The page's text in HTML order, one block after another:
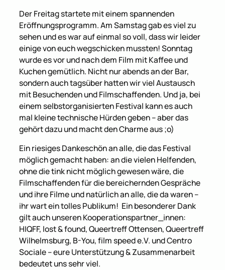
Der Freitag startete mit einem spannenden
Eröffnungsprogramm. Am Samstag gab es viel zu
sehen und es war auf einmal so voll, dass wir leider
einige von euch wegschicken mussten! Sonntag
wurde es vor und nach dem Film mit Kaffee und
Kuchen gemütlich. Nicht nur abends an der Bar,
sondern auch tagsüber hatten wir viel Austausch
mit Besuchenden und Filmschaffenden. Und ja, bei
einem selbstorganisierten Festival kann es auch
mal kleine technische Hürden geben – aber das
gehört dazu und macht den Charme aus ;o)
Ein riesiges Dankeschön an alle, die das Festival
möglich gemacht haben: an die vielen Helfenden,
ohne die tink nicht möglich gewesen wäre, die
Filmschaffenden für die bereichernden Gespräche
und ihre Filme und natürlich an alle, die da waren –
ihr wart ein tolles Publikum! Ein besonderer Dank
gilt auch unseren Kooperationspartner_innen:
HIQFF, lost & found, Queertreff Ottensen, Queertreff
Wilhelmsburg, B-You, film speed e.V. und Centro
Sociale – eure Unterstützung & Zusammenarbeit
bedeutet uns sehr viel.